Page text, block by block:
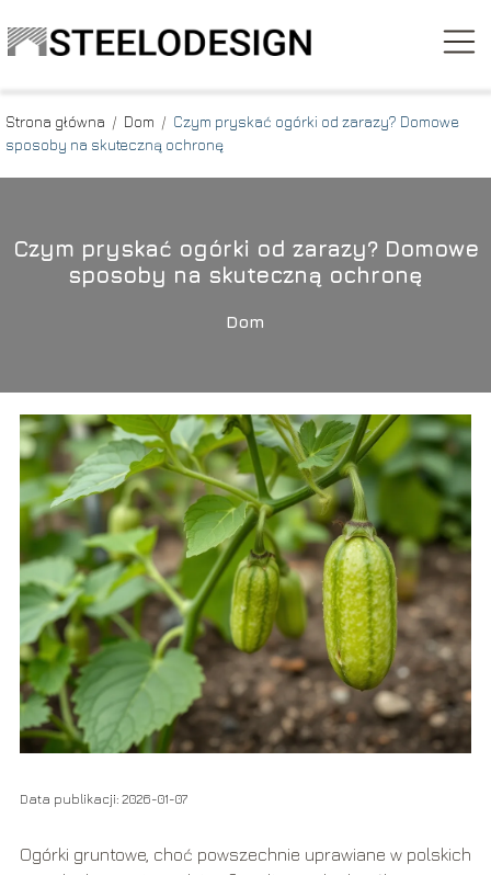
Strona główna / Dom / Czym pryskać ogórki od zarazy? Domowe
sposoby na skuteczną ochronę
Czym pryskać ogórki od zarazy? Domowe
sposoby na skuteczną ochronę
Dom
Data publikacji: 2026-01-07
Ogórki gruntowe, choć powszechnie uprawiane w polskich